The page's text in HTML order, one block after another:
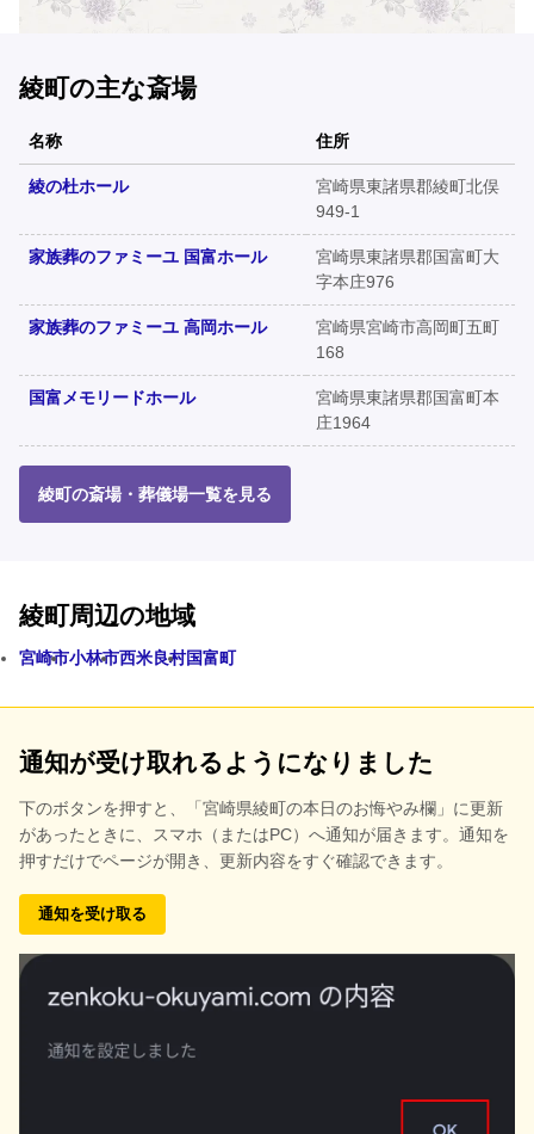
綾町の主な斎場
名称 住所
綾の杜ホール
宮崎県東諸県郡綾町北俣
949-1
家族葬のファミーユ 国富ホール
宮崎県東諸県郡国富町大
字本庄976
家族葬のファミーユ 高岡ホール
宮崎県宮崎市高岡町五町
168
国富メモリードホール
宮崎県東諸県郡国富町本
庄1964
綾町の斎場・葬儀場一覧を見る
綾町周辺の地域
宮崎市小林市西米良村国富町
通知が受け取れるようになりました
下のボタンを押すと、
「宮崎県綾町の本日のお悔やみ欄」に更新
があったときに、スマホ（またはPC）へ通知が届きます。通知を
押すだけでページが開き、更新内容をすぐ確認できます。
通知を受け取る